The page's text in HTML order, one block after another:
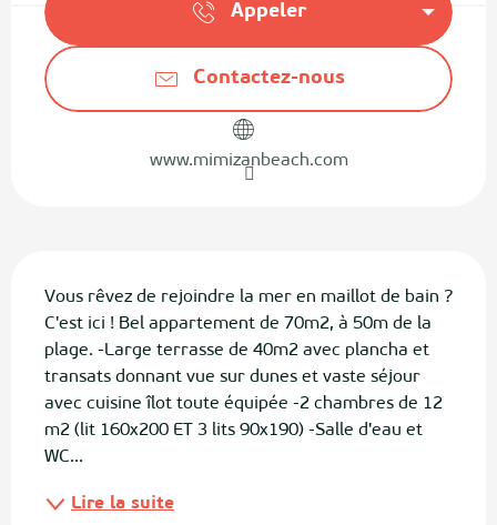
Appeler
Contactez-nous
www.mimizanbeach.com
Vous rêvez de rejoindre la mer en maillot de bain ?
C'est ici ! Bel appartement de 70m2, à 50m de la
plage. -Large terrasse de 40m2 avec plancha et
transats donnant vue sur dunes et vaste séjour
avec cuisine îlot toute équipée -2 chambres de 12
m2 (lit 160x200 ET 3 lits 90x190) -Salle d'eau et
WC...
Lire la suite